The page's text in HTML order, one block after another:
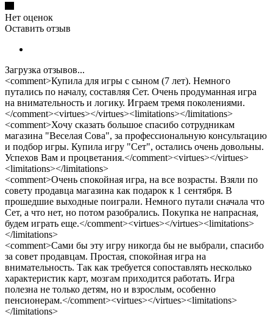
Нет оценок
Оставить отзыв
Загрузка отзывов...
<comment>Купила для игры с сыном (7 лет). Немного
путались по началу, составляя Сет. Очень продуманная игра
на внимательность и логику. Играем тремя поколениями.
</comment><virtues></virtues><limitations></limitations>
<comment>Хочу сказать большое спасибо сотрудникам
магазина "Веселая Сова", за профессиональную консультацию
и подбор игры. Купила игру "Сет", остались очень довольны.
Успехов Вам и процветания.</comment><virtues></virtues>
<limitations></limitations>
<comment>Очень спокойная игра, на все возрасты. Взяли по
совету продавца магазина как подарок к 1 сентября. В
прошедшие выходные поиграли. Немного путали сначала что
Сет, а что нет, но потом разобрались. Покупка не напрасная,
будем играть еще.</comment><virtues></virtues><limitations>
</limitations>
<comment>Сами бы эту игру никогда бы не выбрали, спасибо
за совет продавцам. Простая, спокойная игра на
внимательность. Так как требуется сопоставлять несколько
характеристик карт, мозгам приходится работать. Игра
полезна не только детям, но и взрослым, особенно
пенсионерам.</comment><virtues></virtues><limitations>
</limitations>